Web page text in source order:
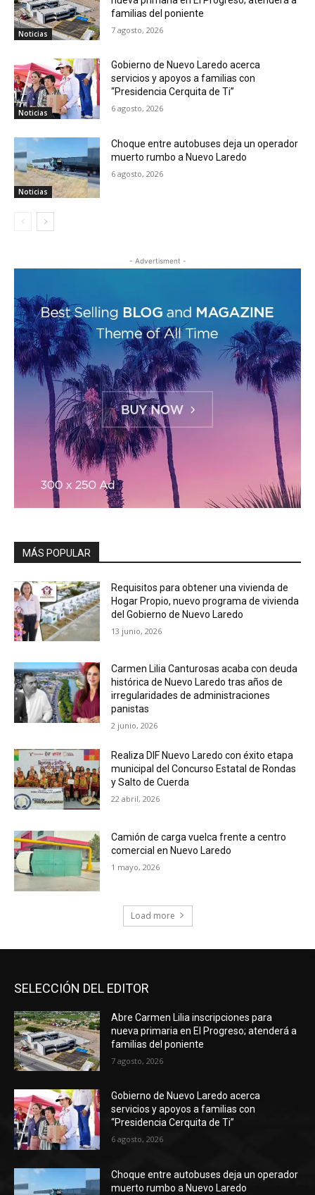
Noticias
familias del poniente
7 agosto, 2026
Noticias
Gobierno de Nuevo Laredo acerca
servicios y apoyos a familias con
“Presidencia Cerquita de Ti”
6 agosto, 2026
Noticias
Choque entre autobuses deja un operador
muerto rumbo a Nuevo Laredo
6 agosto, 2026
- Advertisment -
MÁS POPULAR
Requisitos para obtener una vivienda de
Hogar Propio, nuevo programa de vivienda
del Gobierno de Nuevo Laredo
13 junio, 2026
Carmen Lilia Canturosas acaba con deuda
histórica de Nuevo Laredo tras años de
irregularidades de administraciones
panistas
2 junio, 2026
Realiza DIF Nuevo Laredo con éxito etapa
municipal del Concurso Estatal de Rondas
y Salto de Cuerda
22 abril, 2026
Camión de carga vuelca frente a centro
comercial en Nuevo Laredo
1 mayo, 2026
Load more
SELECCIÓN DEL EDITOR
Abre Carmen Lilia inscripciones para
nueva primaria en El Progreso; atenderá a
familias del poniente
7 agosto, 2026
Gobierno de Nuevo Laredo acerca
servicios y apoyos a familias con
“Presidencia Cerquita de Ti”
6 agosto, 2026
Choque entre autobuses deja un operador
muerto rumbo a Nuevo Laredo